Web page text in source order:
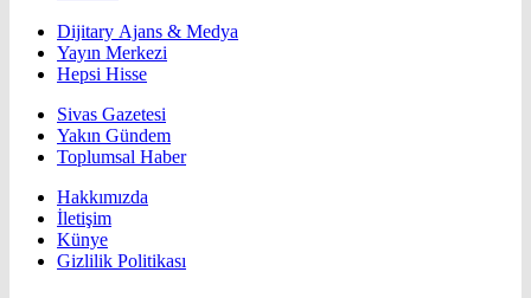
Dijitary Ajans & Medya
Yayın Merkezi
Hepsi Hisse
Sivas Gazetesi
Yakın Gündem
Toplumsal Haber
Hakkımızda
İletişim
Künye
Gizlilik Politikası